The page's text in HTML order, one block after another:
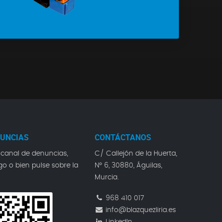
de denuncias,
o bien pulse sobre la
CONTÁCTANOS
C/ Callejón de la Huerta,
Nº 6, 30880, Águilas,
Murcia.
968 410 017
info@blazquezliria.es